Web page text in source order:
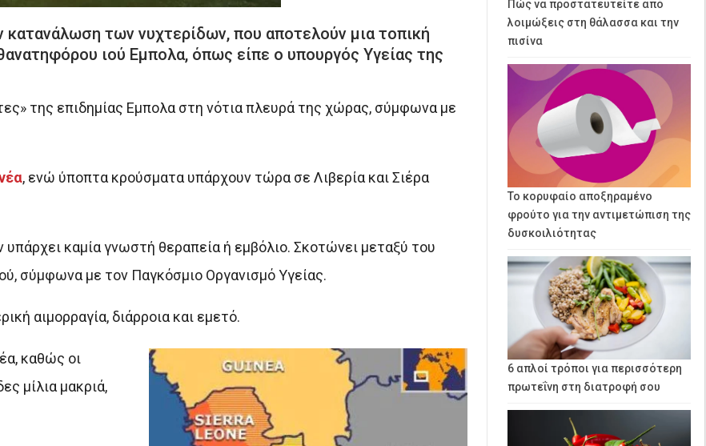
κατανάλωση των νυχτερίδων, που αποτελούν μια τοπική
ιού Εμπολα, όπως είπε ο υπουργός Υγείας της
της επιδημίας Εμπολα στη νότια πλευρά της χώρας, σύμφωνα με
, ενώ ύποπτα κρούσματα υπάρχουν τώρα σε Λιβερία και Σιέρα
καμία γνωστή θεραπεία ή εμβόλιο. Σκοτώνει μεταξύ του
σύμφωνα με τον Παγκόσμιο Οργανισμό Υγείας.
αιμορραγία, διάρροια και εμετό.
καθώς οι
μίλια μακριά,
Πώς να προστατευτείτε από
λοιμώξεις στη θάλασσα και την
πισίνα
Το κορυφαίο αποξηραμένο
φρούτο για την αντιμετώπιση της
δυσκοιλιότητας
6 απλοί τρόποι για περισσότερη
πρωτεΐνη στη διατροφή σου